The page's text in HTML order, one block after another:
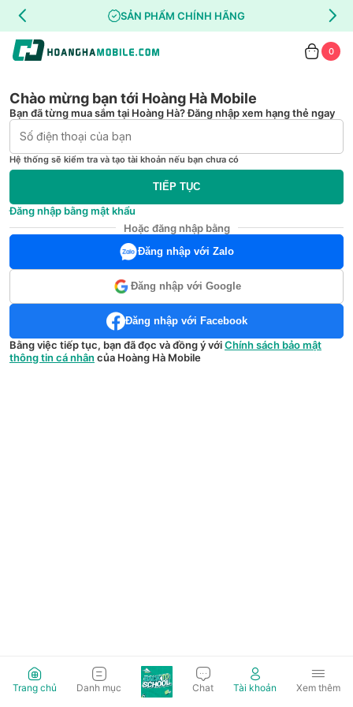
SẢN PHẨM CHÍNH HÃNG
0
Chào mừng bạn tới Hoàng Hà Mobile
Bạn đã từng mua sắm tại Hoàng Hà? Đăng nhập xem hạng thẻ ngay
Hệ thống sẽ kiểm tra và tạo tài khoản nếu bạn chưa có
TIẾP TỤC
Đăng nhập bằng mật khẩu
Hoặc đăng nhập bằng
Đăng nhập với Zalo
Đăng nhập với Google
Đăng nhập với Facebook
Bằng việc tiếp tục, bạn đã đọc và đồng ý vớiChính sách bảo mật
thông tin cá nhân của Hoàng Hà Mobile
Trang chủ Danh mục Chat Tài khoản Xem thêm